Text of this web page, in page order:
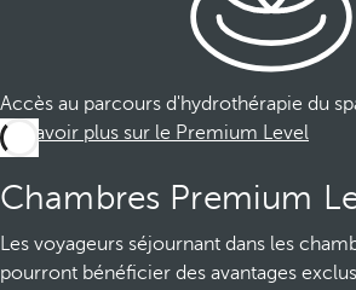
Accès au parcours d'hydrothérapie du
En savoir plus sur le Premium Level
Chambres Premium
Les voyageurs séjournant dans les
pourront bénéficier des avantages